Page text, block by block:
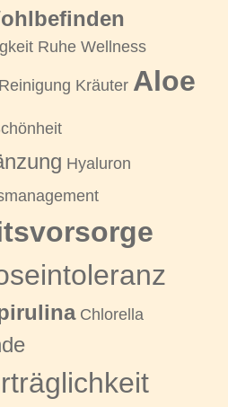
Ruhe Wellness
Kräuter Aloe
Hyaluron
Chlorella